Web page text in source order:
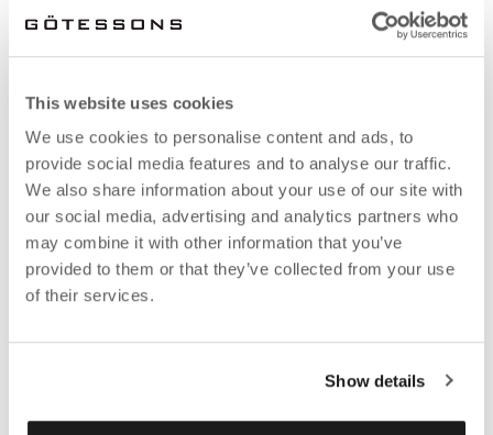
This website uses cookies
We use cookies to personalise content and ads, to
provide social media features and to analyse our traffic.
We also share information about your use of our site with
our social media, advertising and analytics partners who
may combine it with other information that you’ve
provided to them or that they’ve collected from your use
of their services.
Show details
VALAISTUS SÄHKÖTUOTTEET
ERGONOMISET
JOUSTAVA TYÖTILA